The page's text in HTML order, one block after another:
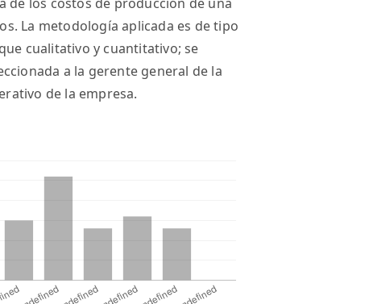
La metodología aplicada es de tipo
cualitativo y cuantitativo; se
a la gerente general de la
de la empresa.